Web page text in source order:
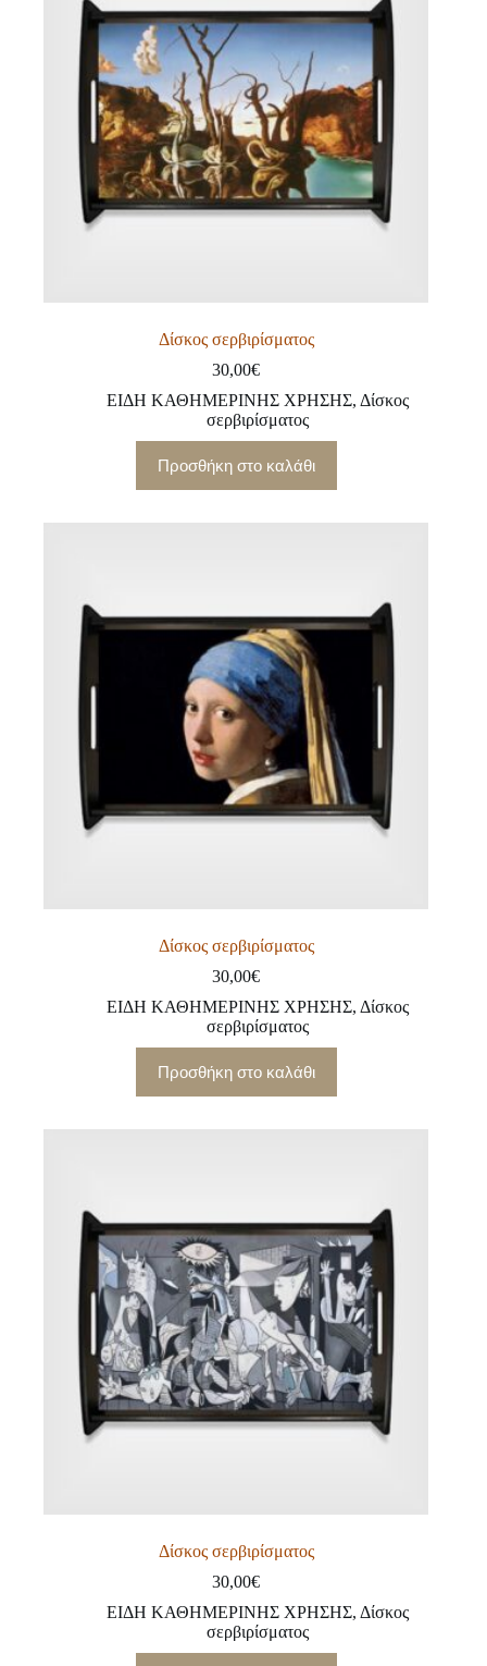
Δίσκος σερβιρίσματος
30,00€
ΕΙΔΗ ΚΑΘΗΜΕΡΙΝΗΣ ΧΡΗΣΗΣ,Δίσκος
σερβιρίσματος
Προσθήκη στο καλάθι
Δίσκος σερβιρίσματος
30,00€
ΕΙΔΗ ΚΑΘΗΜΕΡΙΝΗΣ ΧΡΗΣΗΣ, Δίσκος
σερβιρίσματος
Προσθήκη στο καλάθι
Δίσκος σερβιρίσματος
30,00€
ΕΙΔΗ ΚΑΘΗΜΕΡΙΝΗΣ ΧΡΗΣΗΣ, Δίσκος
σερβιρίσματος